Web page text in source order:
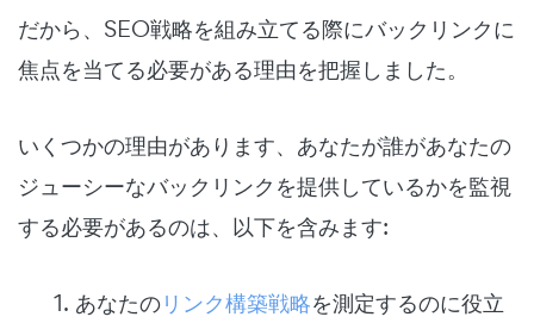
だから、SEO戦略を組み立てる際にバックリンクに
焦点を当てる必要がある理由を把握しました。
いくつかの理由があります、あなたが誰があなたの
ジューシーなバックリンクを提供しているかを監視
する必要があるのは、以下を含みます:
1. あなたのリンク構築戦略を測定するのに役立